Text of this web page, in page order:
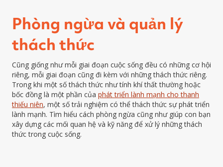
Phòng ngừa và quản lý
thách thức
Cũng giống như mỗi giai đoạn cuộc sống đều có những cơ hội
riêng, mỗi giai đoạn cũng đi kèm với những thách thức riêng.
Trong khi một số thách thức như tính khí thất thường hoặc
bốc đồng là một phần của phát triển lành mạnh cho thanh
thiếu niên, một số trải nghiệm có thể thách thức sự phát triển
lành mạnh. Tìm hiểu cách phòng ngừa cũng như giúp con bạn
xây dựng các mối quan hệ và kỹ năng để xử lý những thách
thức trong cuộc sống.